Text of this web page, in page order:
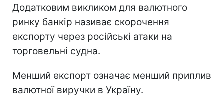
Додатковим викликом для валютного
ринку банкір називає скорочення
експорту через російські атаки на
торговельні судна.
Менший експорт означає менший приплив
валютної виручки в Україну.